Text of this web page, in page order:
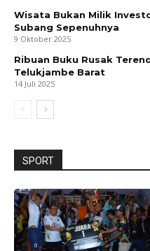
Wisata Bukan Milik
Subang Sepenuhnya
9 Oktober 2025
Ribuan Buku Rusak
Telukjambe Barat
14 Juli 2025
SPORT